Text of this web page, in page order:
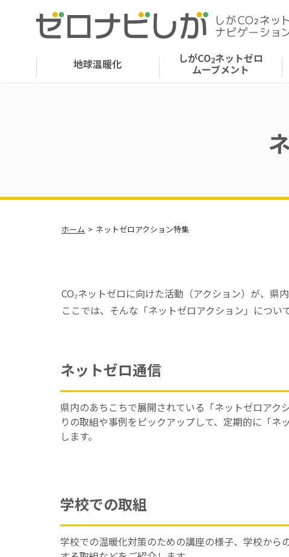
地球温暖化 しがCO2ネットゼロ
ムーブメント
ホーム ネットゼロアクション特集
CO₂ネットゼロに向けた活動（アクション）が、県
ここでは、そんな「ネットゼロアクション」につい
ネットゼロ通信
県内のあちこちで展開されている「ネットゼロアク
りの取組や事例をピックアップして、定期的に「ネ
します。
学校での取組
学校での温暖化対策のための講座の様子、学校から